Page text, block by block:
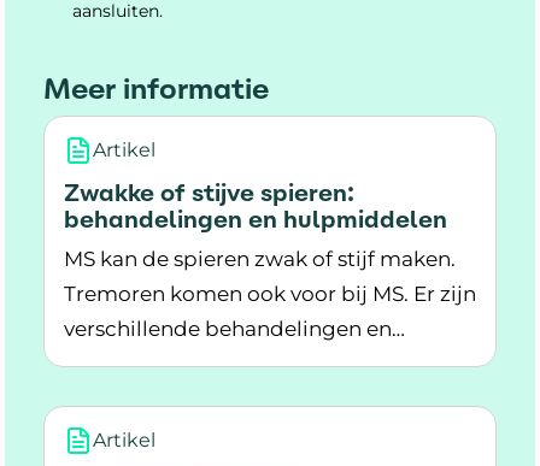
aansluiten.
Meer informatie
Artikel
Zwakke of stijve spieren:
behandelingen en hulpmiddelen
MS kan de spieren zwak of stijf maken.
Tremoren komen ook voor bij MS. Er zijn
verschillende behandelingen en
hulpmiddelen die helpen bij
Lees meer over Zwakke of stijve spieren:
Artikel